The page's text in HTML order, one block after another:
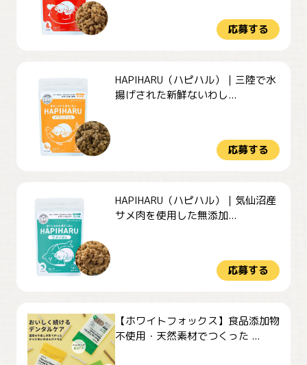
応募する
HAPIHARU（ハピハル）｜三陸で水
揚げされた新鮮ないわし...
応募する
HAPIHARU（ハピハル）｜気仙沼産
サメ肉を使用した無添加...
応募する
【ホワイトフォックス】食品添加物
不使用・天然素材でつくった ...